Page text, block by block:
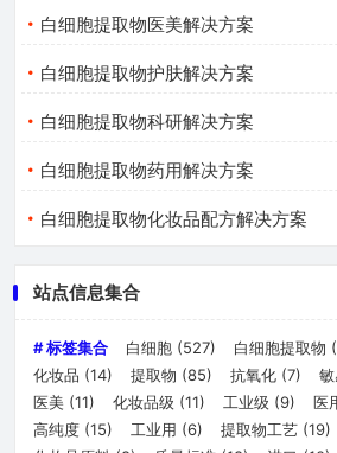
白细胞提取物医美解决方案
白细胞提取物护肤解决方案
白细胞提取物科研解决方案
白细胞提取物药用解决方案
白细胞提取物化妆品配方解决方案
站点信息集合
# 标签集合 白细胞 (527) 白细胞提取物
化妆品 (14) 提取物 (85) 抗氧化 (7)
医美 (11) 化妆品级 (11) 工业级 (9) 医
高纯度 (15) 工业用 (6) 提取物工艺 (19)